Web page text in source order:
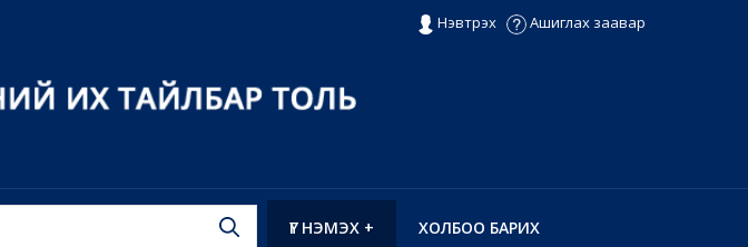
Нэвтрэх Ашиглах заавар
ХОЛБОО БАРИХ
ҮГ НЭМЭХ +